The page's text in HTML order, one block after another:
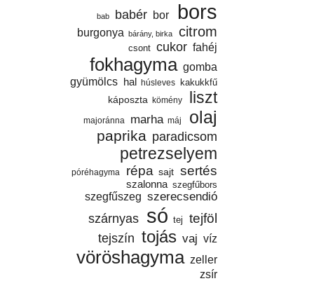
bab babér bor bors
burgonya bárány, birka citrom
csont cukor fahéj
fokhagyma gomba
gyümölcs
hal húsleves kakukkfű
káposzta kömény liszt
majoránna marha máj olaj
paprika paradicsom
petrezselyem
póréhagyma répa sajt sertés
szalonna szegfűbors
szegfűszeg szerecsendió
szárnyas só tej tejföl
tejszín tojás vaj víz
vöröshagyma zeller
zsír